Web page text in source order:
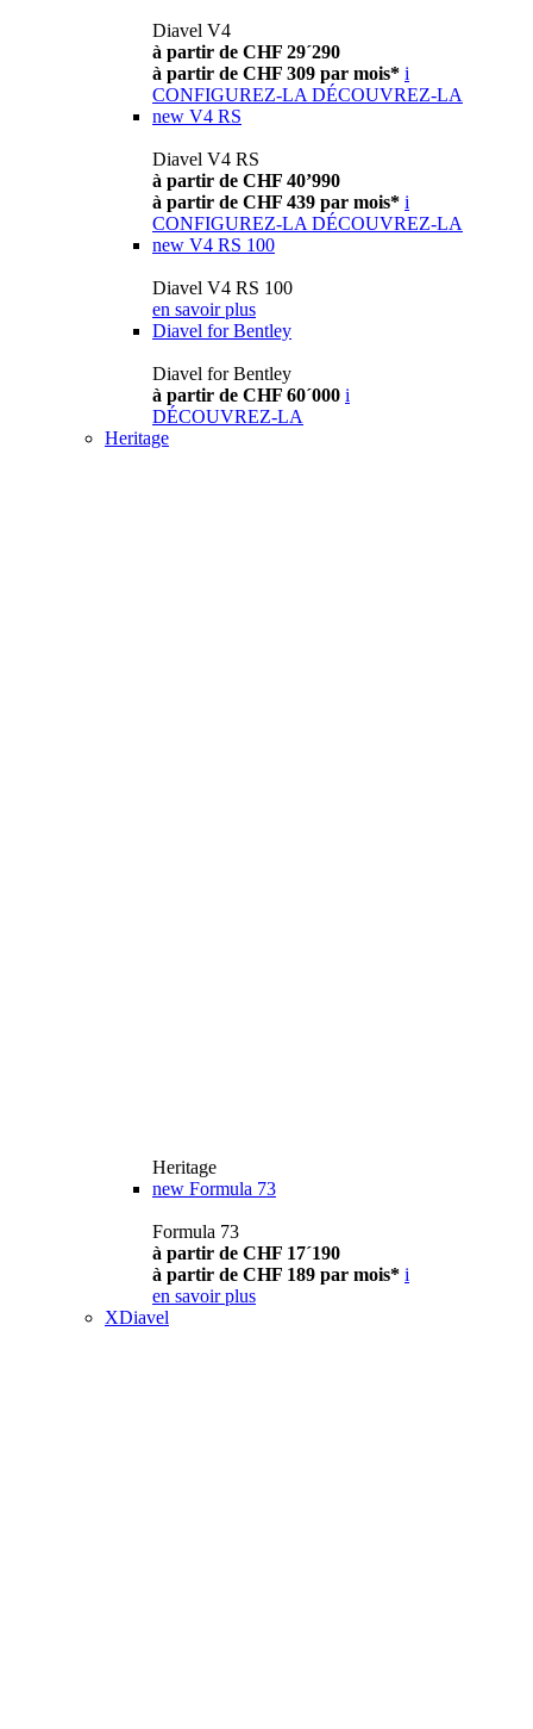
Diavel V4
à partir de CHF 29´290
à partir de CHF 309 par mois* i
CONFIGUREZ-LA DÉCOUVREZ-LA
new V4 RS
Diavel V4 RS
à partir de CHF 40’990
à partir de CHF 439 par mois* i
CONFIGUREZ-LA DÉCOUVREZ-LA
new V4 RS 100
Diavel V4 RS 100
en savoir plus
Diavel for Bentley
Diavel for Bentley
à partir de CHF 60´000 i
DÉCOUVREZ-LA
Heritage
Heritage
new Formula 73
Formula 73
à partir de CHF 17´190
à partir de CHF 189 par mois* i
en savoir plus
XDiavel